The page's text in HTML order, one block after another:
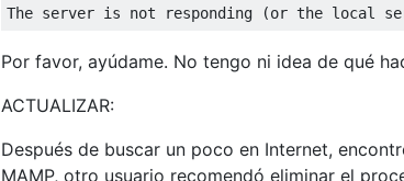
The server is not responding (or the local
Por favor, ayúdame. No tengo ni idea de qué
ACTUALIZAR:
Después de buscar un poco en Internet,
MAMP, otro usuario recomendó eliminar el